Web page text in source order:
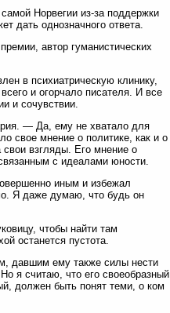
Норвегии из-за поддержки
дать однозначного ответа.
автор гуманистических
в психиатрическую клинику,
и огорчало писателя. И все
и сочувствии.
— Да, ему не хватало для
свое мнение о политике, как и о
взгляды. Его мнение о
с идеалами юности.
иным и избежал
Я даже думаю, что будь он
чтобы найти там
останется пустота.
давшим ему также силы нести
я считаю, что его своеобразный
должен быть понят теми, о ком